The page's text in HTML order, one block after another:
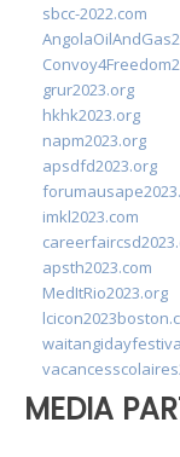
sbcc-2022.com
grur2023.org
hkhk2023.org
napm2023.org
apsdfd2023.org
imkl2023.com
apsth2023.com
MedItRio2023.org
MEDIA